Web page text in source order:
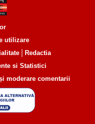
utilizare
Redactia
moderare comentarii